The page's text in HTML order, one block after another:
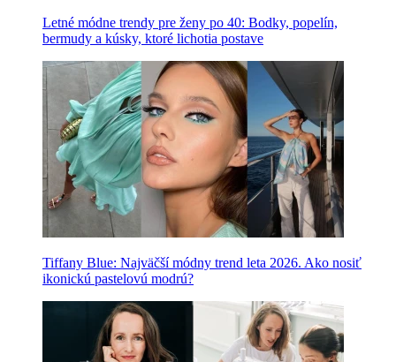
Letné módne trendy pre ženy po 40: Bodky, popelín,
bermudy a kúsky, ktoré lichotia postave
Tiffany Blue: Najväčší módny trend leta 2026. Ako nosiť
ikonickú pastelovú modrú?